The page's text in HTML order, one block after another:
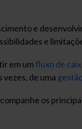
e
e
em umfluxo de
de uma
os